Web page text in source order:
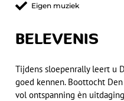
Eigen muziek
BELEVENIS
Tijdens sloepenrally leert u
goed kennen. Boottocht
vol ontspanning èn